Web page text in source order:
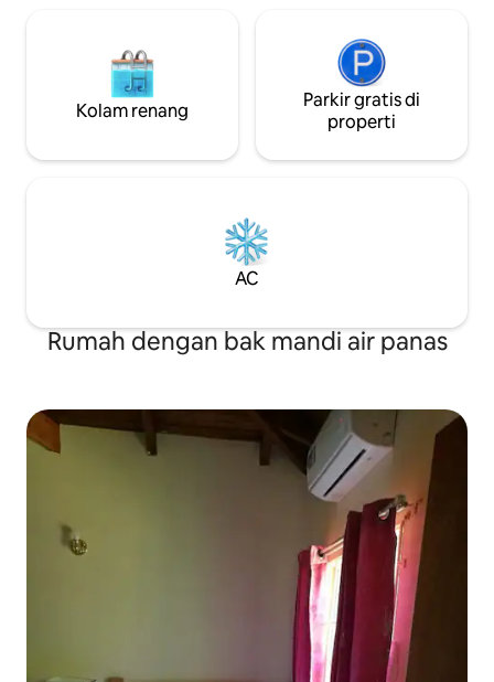
Kolam renang
Parkir gratis di
properti
AC
Rumah dengan bak mandi air panas